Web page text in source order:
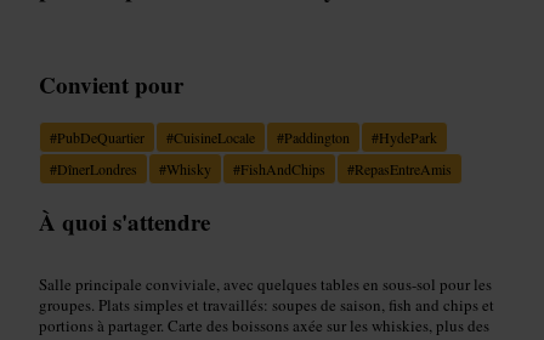
Convient pour
#PubDeQuartier #CuisineLocale #Paddington #HydePark
#DînerLondres #Whisky #FishAndChips #RepasEntreAmis
À quoi s'attendre
Salle principale conviviale, avec quelques tables en sous-sol pour les
groupes. Plats simples et travaillés: soupes de saison, fish and chips et
portions à partager. Carte des boissons axée sur les whiskies, plus des